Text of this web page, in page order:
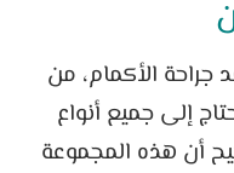
الأكمام، من
إلى جميع أنواع
أن هذه المجموعة